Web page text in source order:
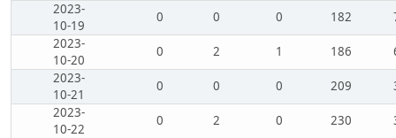
2023-
10-19
0 0 0 182
2023-
10-20
0 2 1 186
2023-
10-21
0 0 0 209
2023-
10-22
0 2 0 230